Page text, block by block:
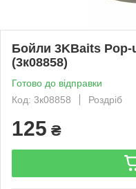
Бойли 3KBaits Pop-
(3к08858)
Готово до відправки
Код: 3к08858
Роздріб
125 ₴